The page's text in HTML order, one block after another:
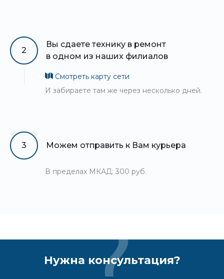
2
Вы сдаете технику в ремонт
в одном из наших филиалов
Смотреть карту сети
И забираете там же через несколько дней.
3 Можем отправить к Вам курьера
В пределах МКАД: 300 руб.
Нужна консультация?